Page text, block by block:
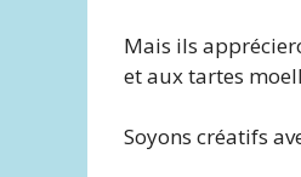
Mais ils
et aux tartes
Soyons créatifs